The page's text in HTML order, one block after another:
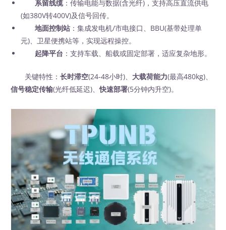
系留线缆：传输电能与数据(含光纤)，支持高压直流供电
(如380V转400V)及信号回传。
地面控制站 ：集成发电机/市电接口、BBU(基带处理单
元)、卫星便携站等，实现远程操控。
起降平台 ：支持车载、船载或固定部署，适应复杂地形。
关键特性：长时滞空(24-48小时)、 大载荷能力(最高480kg)、
信号稳定传输(光纤低延迟)、快速部署(5分钟内升空)。